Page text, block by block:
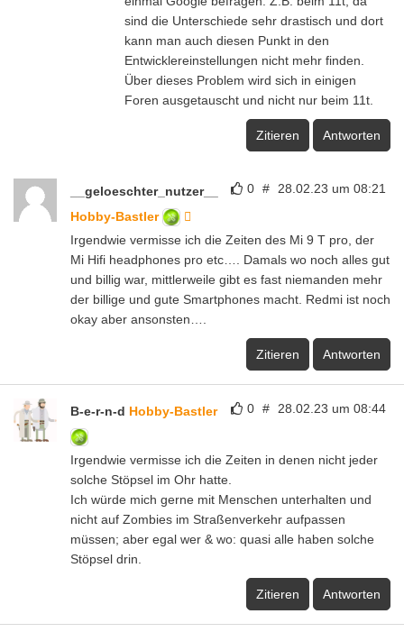
sind die Unterschiede sehr drastisch und dort
kann man auch diesen Punkt in den
Entwicklereinstellungen nicht mehr finden.
Über dieses Problem wird sich in einigen
Foren ausgetauscht und nicht nur beim 11t.
Zitieren Antworten
0 # 28.02.23 um 08:21
__geloeschter_nutzer__
Hobby-Bastler
Irgendwie vermisse ich die Zeiten des Mi 9 T pro, der
Mi Hifi headphones pro etc…. Damals wo noch alles gut
und billig war, mittlerweile gibt es fast niemanden mehr
der billige und gute Smartphones macht. Redmi ist noch
okay aber ansonsten….
Zitieren Antworten
0 # 28.02.23 um 08:44
B-e-r-n-d Hobby-Bastler
Irgendwie vermisse ich die Zeiten in denen nicht jeder
solche Stöpsel im Ohr hatte.
Ich würde mich gerne mit Menschen unterhalten und
nicht auf Zombies im Straßenverkehr aufpassen
müssen; aber egal wer & wo: quasi alle haben solche
Stöpsel drin.
Zitieren Antworten